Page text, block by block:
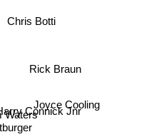
Chris Botti
Rick Braun
Joyce Cooling
Waters
Harry Connick Jnr